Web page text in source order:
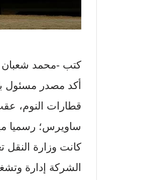
كتب -محمد شعبان
أكد مصدر مسئول
قطارات النوم،
ساويرس؛ رسميا
كانت وزارة النقل
الشركة إدارة